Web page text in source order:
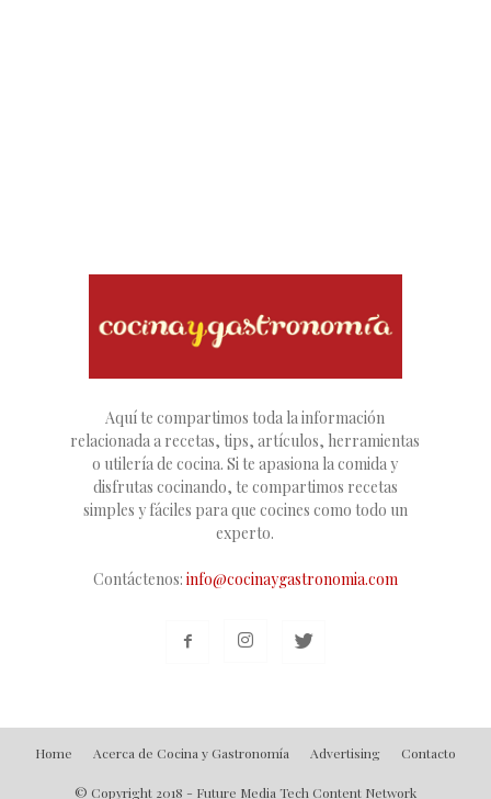
Aquí te compartimos toda la información
relacionada a recetas, tips, artículos, herramientas
o utilería de cocina. Si te apasiona la comida y
disfrutas cocinando, te compartimos recetas
simples y fáciles para que cocines como todo un
experto.
Contáctenos: info@cocinaygastronomia.com
Home Acerca de Cocina y Gastronomía Advertising Contacto
© Copyright 2018 - Future Media Tech Content Network